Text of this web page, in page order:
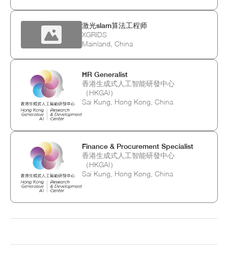
激光slam算法工程师
XGRIDS
Mainland, China
HR Generalist
香港生成式人工智能研發中心
（HKGAI）
Sai Kung, Hong Kong, China
Finance & Procurement Specialist
香港生成式人工智能研發中心
（HKGAI）
Sai Kung, Hong Kong, China